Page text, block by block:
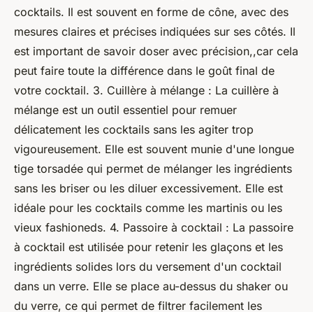
cocktails. Il est souvent en forme de cône, avec des
mesures claires et précises indiquées sur ses côtés. Il
est important de savoir doser avec précision,,car cela
peut faire toute la différence dans le goût final de
votre cocktail. 3. Cuillère à mélange : La cuillère à
mélange est un outil essentiel pour remuer
délicatement les cocktails sans les agiter trop
vigoureusement. Elle est souvent munie d'une longue
tige torsadée qui permet de mélanger les ingrédients
sans les briser ou les diluer excessivement. Elle est
idéale pour les cocktails comme les martinis ou les
vieux fashioneds. 4. Passoire à cocktail : La passoire
à cocktail est utilisée pour retenir les glaçons et les
ingrédients solides lors du versement d'un cocktail
dans un verre. Elle se place au-dessus du shaker ou
du verre, ce qui permet de filtrer facilement les